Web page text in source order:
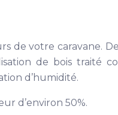
de votre caravane.
de bois traité
d’humidité.
d’environ 50%.